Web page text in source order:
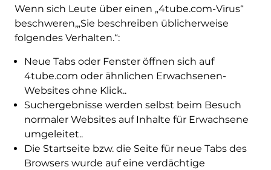
Wenn sich Leute über einen „4tube.com-Virus“
beschweren,„Sie beschreiben üblicherweise
folgendes Verhalten.“:
Neue Tabs oder Fenster öffnen sich auf
4tube.com oder ähnlichen Erwachsenen-
Websites ohne Klick..
Suchergebnisse werden selbst beim Besuch
normaler Websites auf Inhalte für Erwachsene
umgeleitet..
Die Startseite bzw. die Seite für neue Tabs des
Browsers wurde auf eine verdächtige